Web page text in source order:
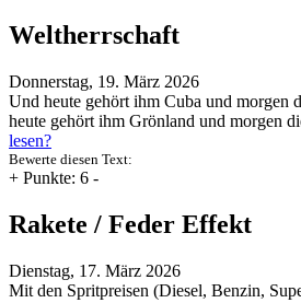
Weltherrschaft
Donnerstag, 19. März 2026
Und heute gehört ihm Cuba und morgen
heute gehört ihm Grönland und morgen
lesen?
Bewerte diesen Text:
+ Punkte: 6 -
Rakete / Feder Effekt
Dienstag, 17. März 2026
Mit den Spritpreisen (Diesel, Benzin,